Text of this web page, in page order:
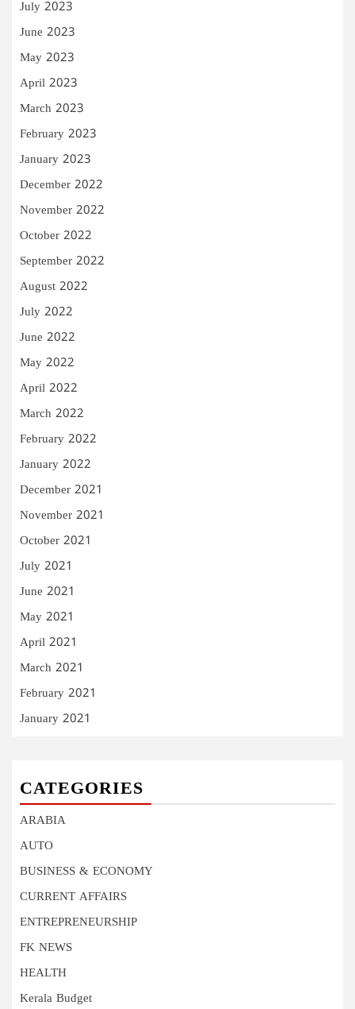
July 2023
June 2023
May 2023
April 2023
March 2023
February 2023
January 2023
December 2022
November 2022
October 2022
September 2022
August 2022
July 2022
June 2022
May 2022
April 2022
March 2022
February 2022
January 2022
December 2021
November 2021
October 2021
July 2021
June 2021
May 2021
April 2021
March 2021
February 2021
January 2021
CATEGORIES
ARABIA
AUTO
BUSINESS & ECONOMY
CURRENT AFFAIRS
ENTREPRENEURSHIP
FK NEWS
HEALTH
Kerala Budget